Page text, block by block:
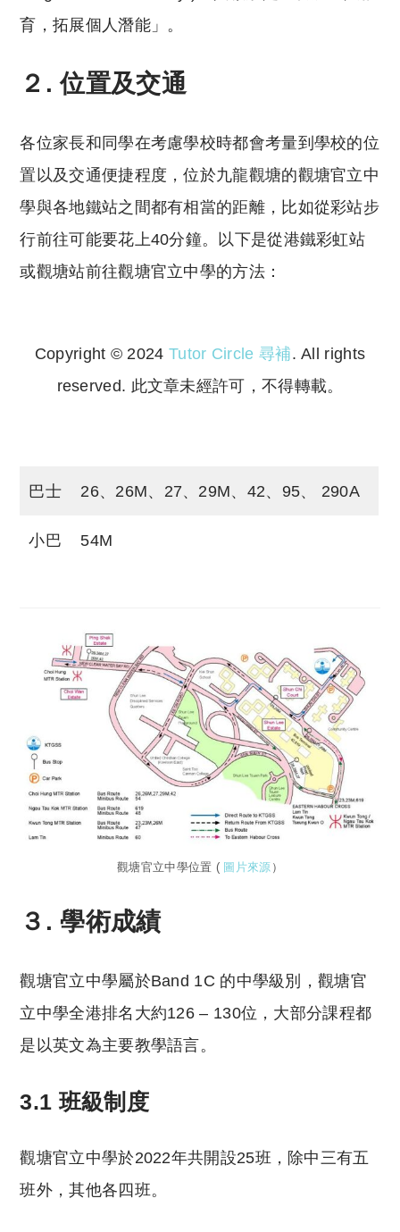
育，拓展個人潛能」。
２. 位置及交通
各位家長和同學在考慮學校時都會考量到學校的位
置以及交通便捷程度，位於九龍觀塘的觀塘官立中
學與各地鐵站之間都有相當的距離，比如從彩站步
行前往可能要花上40分鐘。以下是從港鐵彩虹站
或觀塘站前往觀塘官立中學的方法：
Copyright © 2024 Tutor Circle 尋補. All rights
reserved. 此文章未經許可，不得轉載。
巴士 26、26M、27、29M、42、95、 290A
小巴 54M
觀塘官立中學位置 ( 圖片來源 ）
３. 學術成績
觀塘官立中學屬於Band 1C 的中學級別，觀塘官
立中學全港排名大約126 ‒ 130位，大部分課程都
是以英文為主要教學語言。
3.1 班級制度
觀塘官立中學於2022年共開設25班，除中三有五
班外，其他各四班。